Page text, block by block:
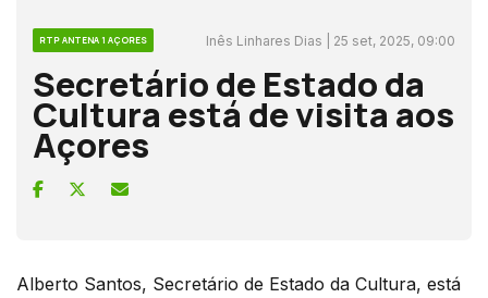
RTP ANTENA 1 AÇORES Inês Linhares Dias | 25 set, 2025, 09:00
Secretário de Estado da
Cultura está de visita aos
Açores
Alberto Santos, Secretário de Estado da Cultura, está